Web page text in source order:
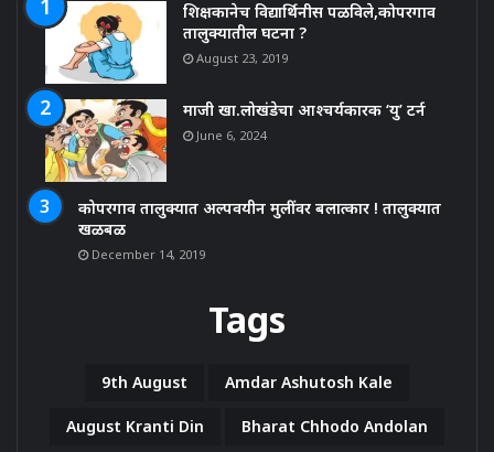
शिक्षकानेच विद्यार्थिनीस पळविले,कोपरगाव
तालुक्यातील घटना ?
August 23, 2019
माजी खा.लोखंडेचा आश्चर्यकारक ‘यु’ टर्न
June 6, 2024
कोपरगाव तालुक्यात अल्पवयीन मुलींवर बलात्कार ! तालुक्यात
खळबळ
December 14, 2019
Tags
9th August Amdar Ashutosh Kale
August Kranti Din Bharat Chhodo Andolan